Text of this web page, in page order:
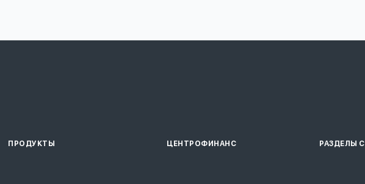
ПРОДУКТЫ ЦЕНТРОФИНАНС РАЗДЕЛЫ